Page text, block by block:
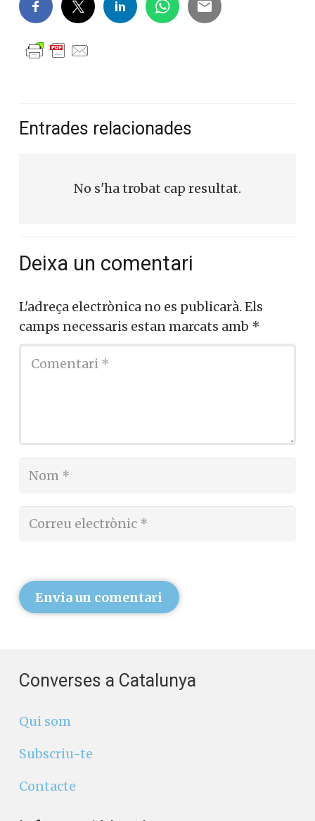
L'adreça electrònica no es publicarà. Els
Qui som
comunitat.
No, però vull rebre el butlletí